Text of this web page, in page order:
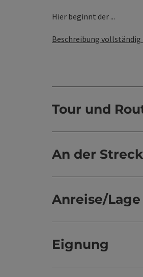
Hier beginnt der ...
Beschreibung vollständig
Tour und
An der
Anreise/Lage
Eignung